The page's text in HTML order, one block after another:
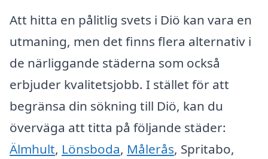
Att hitta en pålitlig svets i Diö kan vara en
utmaning, men det finns flera alternativ i
de närliggande städerna som också
erbjuder kvalitetsjobb. I stället för att
begränsa din sökning till Diö, kan du
överväga att titta på följande städer:
Älmhult, Lönsboda, Målerås, Spritabo,